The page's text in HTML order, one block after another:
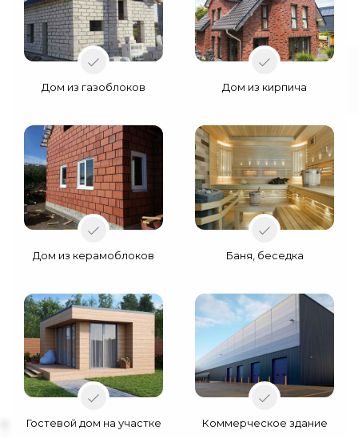
Дом из газоблоков Дом из кирпича
Дом из керамоблоков Баня, беседка
Гостевой дом на участке Коммерческое здание